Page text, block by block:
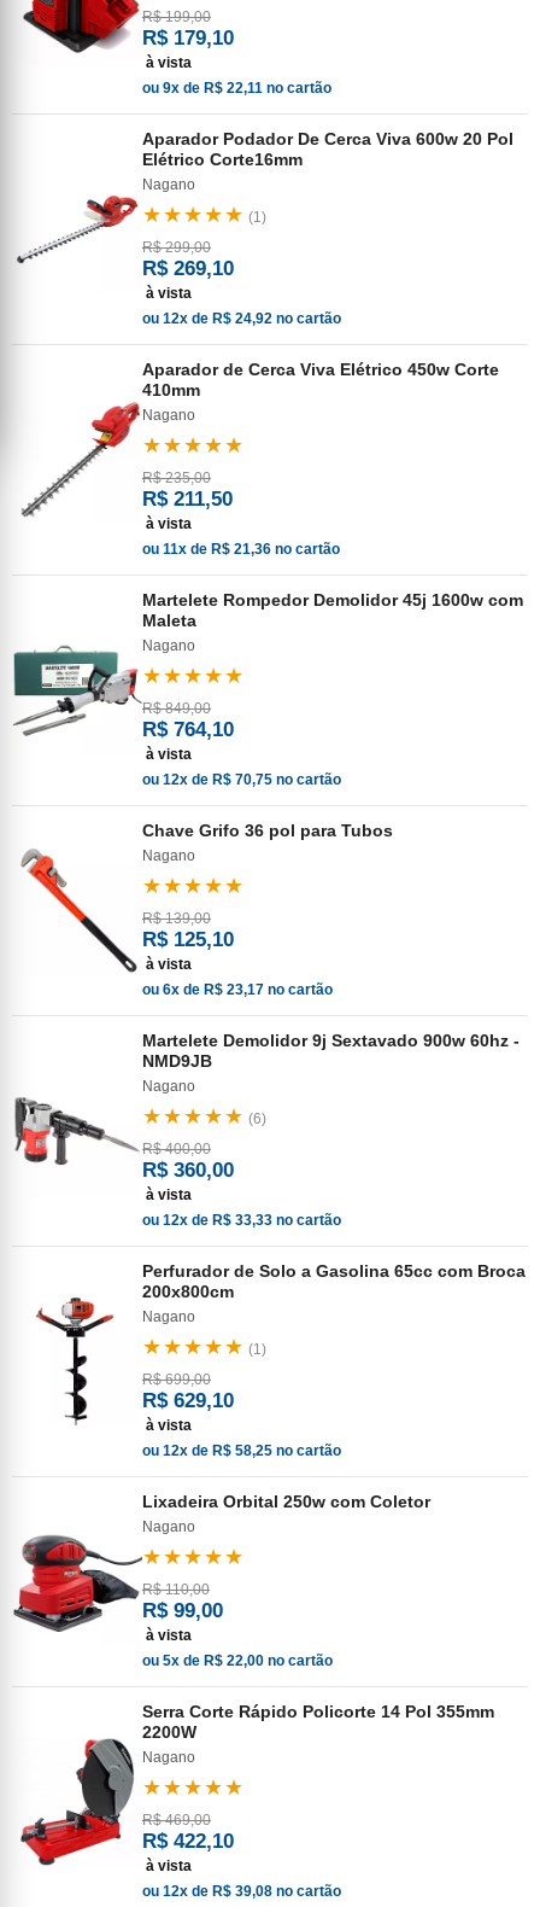
R$ 199,00
R$ 179,10
à vista
ou 9x de R$ 22,11 no cartão
Aparador Podador De Cerca Viva 600w 20 Pol
Elétrico Corte16mm
Nagano
★★★★★ (1)
R$ 299,00
R$ 269,10
à vista
ou 12x de R$ 24,92 no cartão
Aparador de Cerca Viva Elétrico 450w Corte
410mm
Nagano
★★★★★
R$ 235,00
R$ 211,50
à vista
ou 11x de R$ 21,36 no cartão
Martelete Rompedor Demolidor 45j 1600w com
Maleta
Nagano
★★★★★
R$ 849,00
R$ 764,10
à vista
ou 12x de R$ 70,75 no cartão
Chave Grifo 36 pol para Tubos
Nagano
★★★★★
R$ 139,00
R$ 125,10
à vista
ou 6x de R$ 23,17 no cartão
Martelete Demolidor 9j Sextavado 900w 60hz -
NMD9JB
Nagano
★★★★★ (6)
R$ 400,00
R$ 360,00
à vista
ou 12x de R$ 33,33 no cartão
Perfurador de Solo a Gasolina 65cc com Broca
200x800cm
Nagano
★★★★★ (1)
R$ 699,00
R$ 629,10
à vista
ou 12x de R$ 58,25 no cartão
Lixadeira Orbital 250w com Coletor
Nagano
★★★★★
R$ 110,00
R$ 99,00
à vista
ou 5x de R$ 22,00 no cartão
Serra Corte Rápido Policorte 14 Pol 355mm
2200W
Nagano
★★★★★
R$ 469,00
R$ 422,10
à vista
ou 12x de R$ 39,08 no cartão